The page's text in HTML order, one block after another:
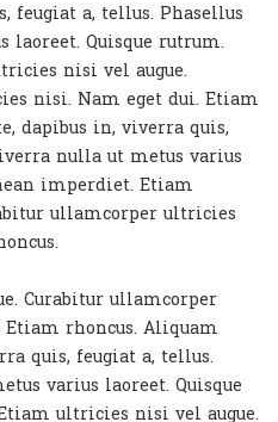
feugiat a, tellus. Phasellus
Quisque rutrum.
nisi vel augue.
nisi. Nam eget dui. Etiam
dapibus in, viverra quis,
nulla ut metus varius
imperdiet. Etiam
ullamcorper ultricies
Curabitur ullamcorper
rhoncus. Aliquam
quis, feugiat a, tellus.
varius laoreet. Quisque
ultricies nisi vel augue.